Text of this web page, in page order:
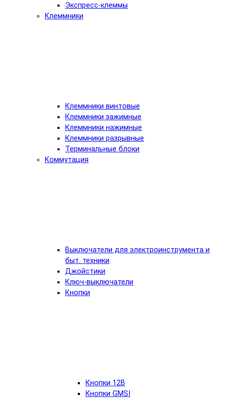
Экспресс-клеммы
Клеммники
Клеммники винтовые
Клеммники зажимные
Клеммники нажимные
Клеммники разрывные
Терминальные блоки
Коммутация
Выключатели для электроинструмента и
быт. техники
Джойстики
Ключ-выключатели
Кнопки
Кнопки 12В
Кнопки GMSI